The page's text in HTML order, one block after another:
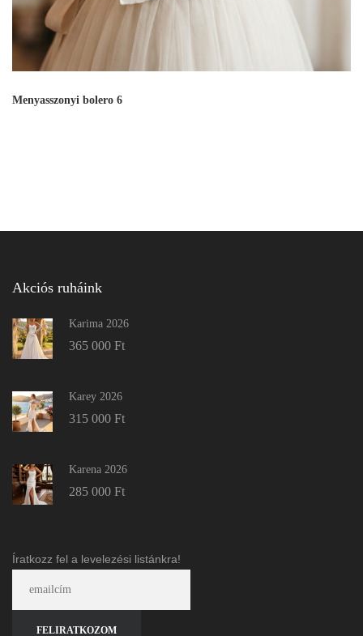
Menyasszonyi bolero 6
Akciós ruháink
Karima 2026
365 000 Ft
Karey 2026
315 000 Ft
Karena 2026
285 000 Ft
Íratkozz fel a levelezési listánkra!